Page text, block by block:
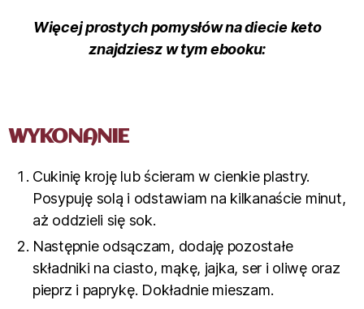
Więcej prostych pomysłów na diecie keto
znajdziesz w tym ebooku:
WYKONANIE
Cukinię kroję lub ścieram w cienkie plastry.
Posypuję solą i odstawiam na kilkanaście minut,
aż oddzieli się sok.
Następnie odsączam, dodaję pozostałe
składniki na ciasto, mąkę, jajka, ser i oliwę oraz
pieprz i paprykę. Dokładnie mieszam.